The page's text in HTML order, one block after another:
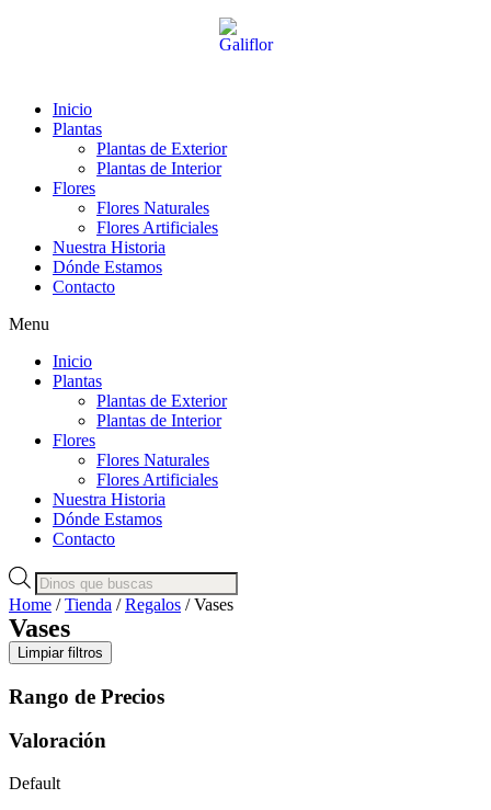
Inicio
Plantas
Plantas de Exterior
Plantas de Interior
Flores
Flores Naturales
Flores Artificiales
Nuestra Historia
Dónde Estamos
Contacto
Menu
Inicio
Plantas
Plantas de Exterior
Plantas de Interior
Flores
Flores Naturales
Flores Artificiales
Nuestra Historia
Dónde Estamos
Contacto
Products
search
Home /Tienda /Regalos / Vases
Vases
Limpiar filtros
Rango de Precios
Valoración
Default